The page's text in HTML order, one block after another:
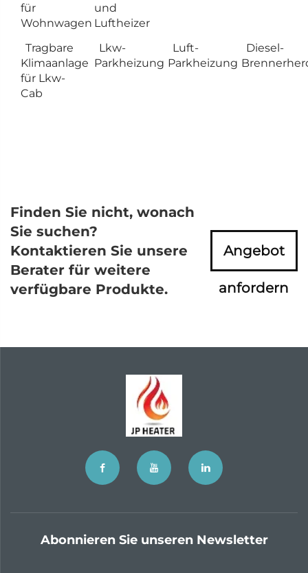
für
Wohnwagen
und
Luftheizer
Tragbare
Klimaanlage
für Lkw-
Cab
Lkw-
Parkheizung
Luft-
Parkheizung
Diesel-
Finden Sie nicht, wonach
Sie suchen?
Kontaktieren Sie unsere
Berater für weitere
verfügbare Produkte.
Angebot
anfordern
Abonnieren Sie unseren Newsletter